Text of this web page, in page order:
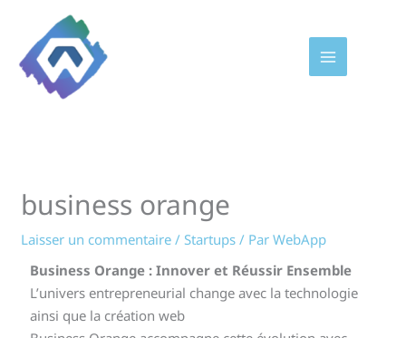
contenu
business orange
Laisser un commentaire / Startups / ParWebApp
Business Orange : Innover et Réussir Ensemble
L’univers entrepreneurial change avec la technologie
ainsi que la création web